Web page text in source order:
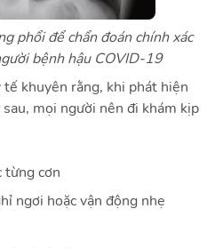
phổi để chẩn đoán chính xác
bệnh hậu COVID-19
tế khuyên rằng, khi phát hiện
mọi người nên đi khám kịp
cơn
ngơi hoặc vận động nhẹ